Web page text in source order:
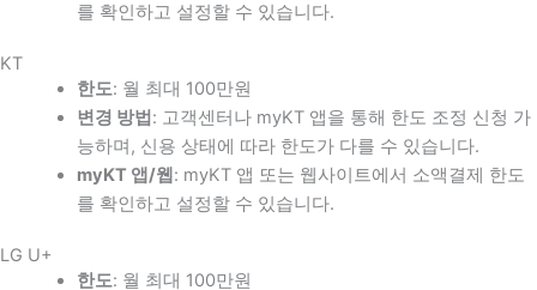
를 확인하고 설정할 수 있습니다.
KT
한도: 월 최대 100만원
변경 방법 : 고객센터나 myKT 앱을 통해 한도 조정 신청 가
능하며, 신용 상태에 따라 한도가 다를 수 있습니다.
myKT 앱/웹 : myKT 앱 또는 웹사이트에서 소액결제 한도
를 확인하고 설정할 수 있습니다.
LG U+
한도: 월 최대 100만원